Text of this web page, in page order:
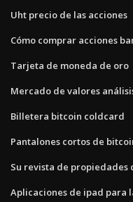
Uht precio de las acciones
Cómo comprar acciones
Tarjeta de moneda de oro
Mercado de valores
Billetera bitcoin coldcard
Pantalones cortos de
Su revista de propiedades
Aplicaciones de ipad para